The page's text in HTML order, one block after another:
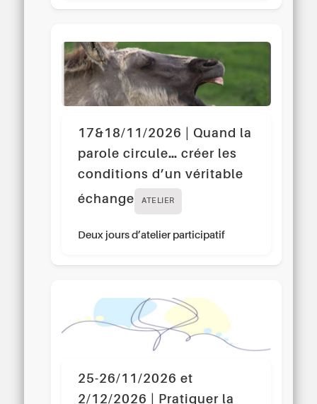
17&18/11/2026 | Quand la
parole circule… créer les
conditions d’un véritable
échange
ATELIER
Deux jours d’atelier participatif
25-26/11/2026 et
2/12/2026 | Pratiquer la